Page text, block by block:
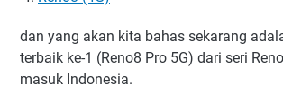
dan yang akan kita bahas sekarang
terbaik ke-1 (Reno8 Pro 5G) dari seri
masuk Indonesia.